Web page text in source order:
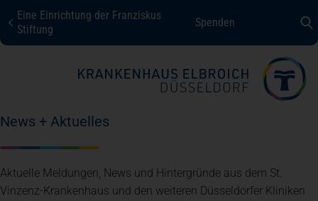
Eine Einrichtung der Franziskus
Stiftung
Spenden
KHE Düsseldorf
Über uns
News + Aktuelles
Aktuelle Meldungen, News und Hintergründe aus dem St.
Vinzenz-Krankenhaus und den weiteren Düsseldorfer Kliniken